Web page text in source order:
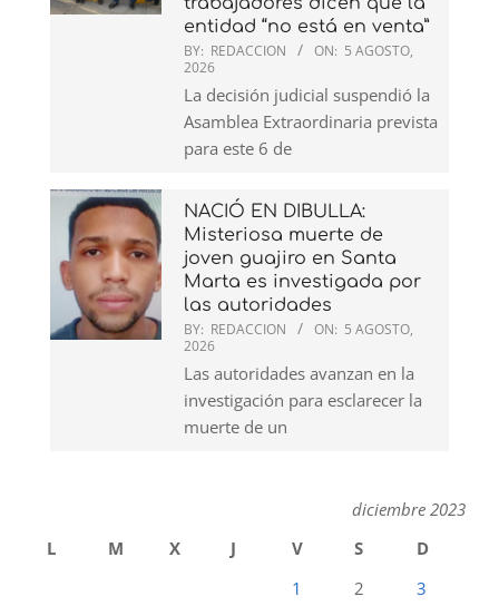
entidad “no está en venta”
BY: REDACCION ON: 5 AGOSTO,
2026
La decisión judicial suspendió la
Asamblea Extraordinaria prevista
para este 6 de
NACIÓ EN DIBULLA:
Misteriosa muerte de
joven guajiro en Santa
Marta es investigada por
las autoridades
BY: REDACCION ON: 5 AGOSTO,
2026
Las autoridades avanzan en la
investigación para esclarecer la
muerte de un
diciembre 2023
L
M X J V S
D
1
2
3